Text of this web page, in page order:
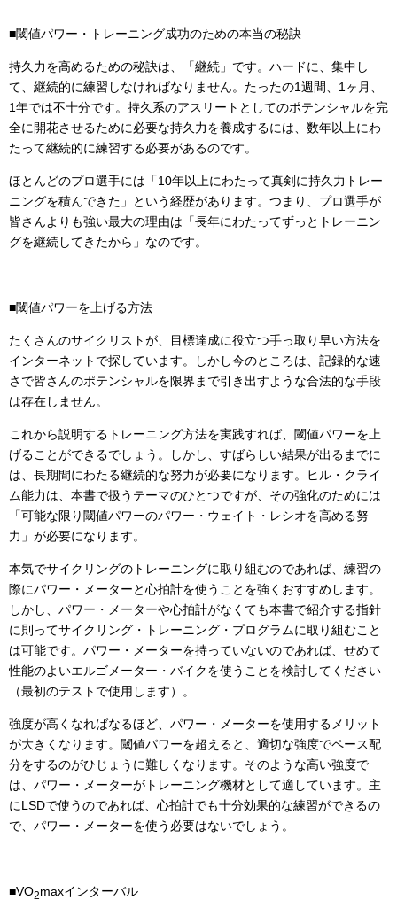
■閾値パワー・トレーニング成功のための本当の秘訣
持久力を高めるための秘訣は、「継続」です。ハードに、集中し
て、継続的に練習しなければなりません。たったの1週間、1ヶ月、
1年では不十分です。持久系のアスリートとしてのポテンシャルを完
全に開花させるために必要な持久力を養成するには、数年以上にわ
たって継続的に練習する必要があるのです。
ほとんどのプロ選手には「10年以上にわたって真剣に持久力トレー
ニングを積んできた」という経歴があります。つまり、プロ選手が
皆さんよりも強い最大の理由は「長年にわたってずっとトレーニン
グを継続してきたから」なのです。
■閾値パワーを上げる方法
たくさんのサイクリストが、目標達成に役立つ手っ取り早い方法を
インターネットで探しています。しかし今のところは、記録的な速
さで皆さんのポテンシャルを限界まで引き出すような合法的な手段
は存在しません。
これから説明するトレーニング方法を実践すれば、閾値パワーを上
げることができるでしょう。しかし、すばらしい結果が出るまでに
は、長期間にわたる継続的な努力が必要になります。ヒル・クライ
ム能力は、本書で扱うテーマのひとつですが、その強化のためには
「可能な限り閾値パワーのパワー・ウェイト・レシオを高める努
力」が必要になります。
本気でサイクリングのトレーニングに取り組むのであれば、練習の
際にパワー・メーターと心拍計を使うことを強くおすすめします。
しかし、パワー・メーターや心拍計がなくても本書で紹介する指針
に則ってサイクリング・トレーニング・プログラムに取り組むこと
は可能です。パワー・メーターを持っていないのであれば、せめて
性能のよいエルゴメーター・バイクを使うことを検討してください
（最初のテストで使用します）。
強度が高くなればなるほど、パワー・メーターを使用するメリット
が大きくなります。閾値パワーを超えると、適切な強度でペース配
分をするのがひじょうに難しくなります。そのような高い強度で
は、パワー・メーターがトレーニング機材として適しています。主
にLSDで使うのであれば、心拍計でも十分効果的な練習ができるの
で、パワー・メーターを使う必要はないでしょう。
■VO2maxインターバル